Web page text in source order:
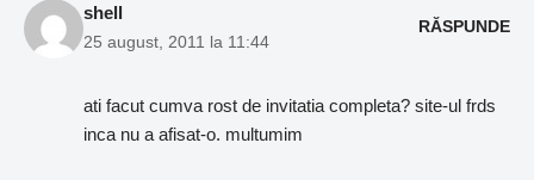
shell
25 august, 2011 la 11:44
RĂSPUNDE
ati facut cumva rost de invitatia completa? site-ul frds
inca nu a afisat-o. multumim